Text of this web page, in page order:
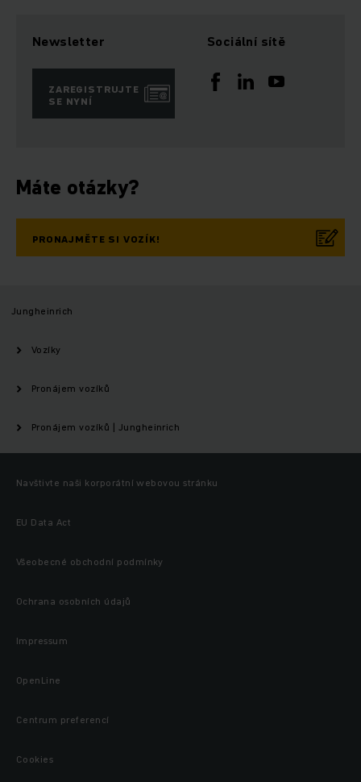
Newsletter
ZAREGISTRUJTE
SE NYNÍ
Sociální sítě
Máte otázky?
PRONAJMĚTE SI VOZÍK!
Jungheinrich
Vozíky
Pronájem vozíků
Pronájem vozíků | Jungheinrich
Navštivte naši korporátní webovou stránku
EU Data Act
Všeobecné obchodní podmínky
Ochrana osobních údajů
Impressum
OpenLine
Centrum preferencí
Cookies